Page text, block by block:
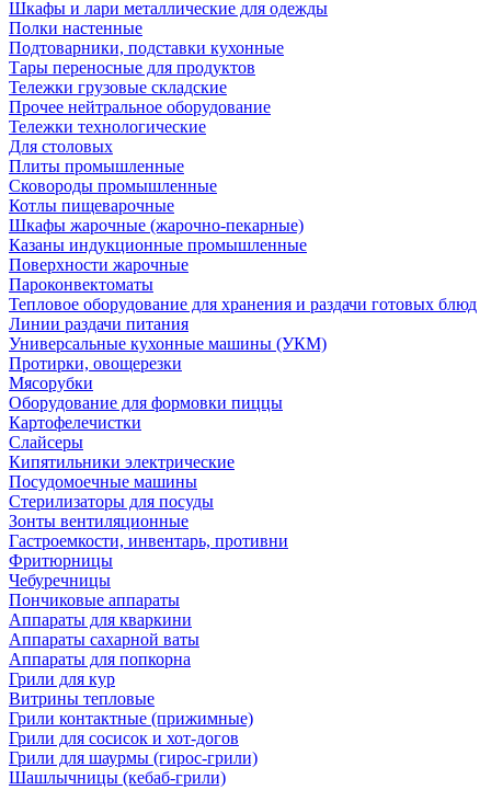
Шкафы и лари металлические для одежды
Полки настенные
Подтоварники, подставки кухонные
Тары переносные для продуктов
Тележки грузовые складские
Прочее нейтральное оборудование
Тележки технологические
Для столовых
Плиты промышленные
Сковороды промышленные
Котлы пищеварочные
Шкафы жарочные (жарочно-пекарные)
Казаны индукционные промышленные
Поверхности жарочные
Пароконвектоматы
Тепловое оборудование для хранения и раздачи готовых блюд
Линии раздачи питания
Универсальные кухонные машины (УКМ)
Протирки, овощерезки
Мясорубки
Оборудование для формовки пиццы
Картофелечистки
Слайсеры
Кипятильники электрические
Посудомоечные машины
Стерилизаторы для посуды
Зонты вентиляционные
Гастроемкости, инвентарь, противни
Фритюрницы
Чебуречницы
Пончиковые аппараты
Аппараты для кваркини
Аппараты сахарной ваты
Аппараты для попкорна
Грили для кур
Витрины тепловые
Грили контактные (прижимные)
Грили для сосисок и хот-догов
Грили для шаурмы (гирос-грили)
Шашлычницы (кебаб-грили)